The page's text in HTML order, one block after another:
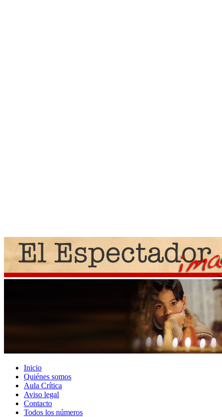
Inicio
Quiénes somos
Aula Crítica
Aviso legal
Contacto
Todos los números